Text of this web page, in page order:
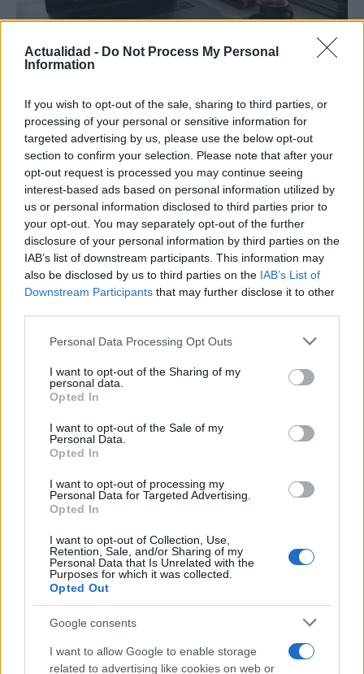
Actualidad - Do Not Process My Personal
Information
If you wish to opt-out of the sale, sharing to third parties, or
processing of your personal or sensitive information for
targeted advertising by us, please use the below opt-out
section to confirm your selection. Please note that after your
opt-out request is processed you may continue seeing
interest-based ads based on personal information utilized by
us or personal information disclosed to third parties prior to
your opt-out. You may separately opt-out of the further
disclosure of your personal information by third parties on the
IAB’s list of downstream participants. This information may
also be disclosed by us to third parties on the IAB’s List of
Downstream Participants that may further disclose it to other
Please note that this website/app uses one or more Google
not limited to your visit or usage behaviour. You may click to
grant or deny consent to Google and its third-party tags to
use your data for below specified purposes in below Google
consent section.
Personal Data Processing Opt Outs
I want to opt-out of the Sharing of my
personal data.
Opted In
I want to opt-out of the Sale of my
Personal Data.
Opted In
I want to opt-out of processing my
Personal Data for Targeted Advertising.
Opted In
I want to opt-out of Collection, Use,
Retention, Sale, and/or Sharing of my
Personal Data that Is Unrelated with the
Purposes for which it was collected.
Opted Out
Google consents
I want to allow Google to enable storage
related to advertising like cookies on web or
está cambiando las posturas de sus
seguidores más cercanos
La política exterior de Donald Trump, especialmente en…
Análisis de la crisis migratoria en Ceuta y
Sánchez
POLÍTICA